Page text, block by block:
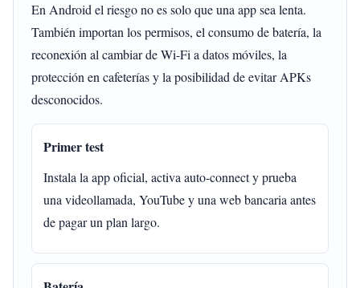
En Android el riesgo no es solo que una app sea lenta.
También importan los permisos, el consumo de batería, la
reconexión al cambiar de Wi-Fi a datos móviles, la
protección en cafeterías y la posibilidad de evitar APKs
desconocidos.
Primer test
Instala la app oficial, activa auto-connect y prueba
una videollamada, YouTube y una web bancaria antes
de pagar un plan largo.